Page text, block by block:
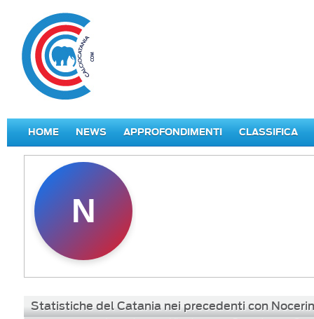
HOME NEWS APPROFONDIMENTI CLASSIFICA
N
Statistiche del Catania nei precedenti con